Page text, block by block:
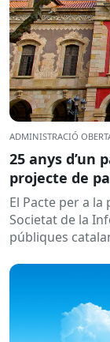
ADMINISTRACIÓ
25 anys d’un
projecte de
El Pacte per a
Societat de la
públiques